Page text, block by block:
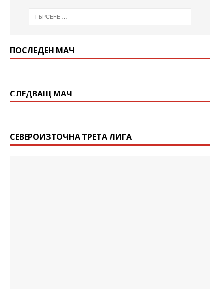
ПОСЛЕДЕН МАЧ
СЛЕДВАЩ МАЧ
СЕВЕРОИЗТОЧНА ТРЕТА ЛИГА